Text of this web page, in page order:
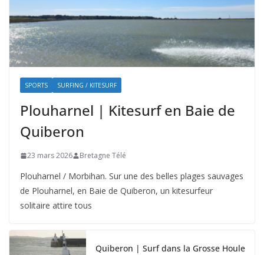
SPORTS SURFING / KITESURF
Plouharnel | Kitesurf en Baie de
Quiberon
23 mars 2026 Bretagne Télé
Plouharnel / Morbihan. Sur une des belles plages sauvages
de Plouharnel, en Baie de Quiberon, un kitesurfeur
solitaire attire tous
Quiberon | Surf dans la Grosse Houle